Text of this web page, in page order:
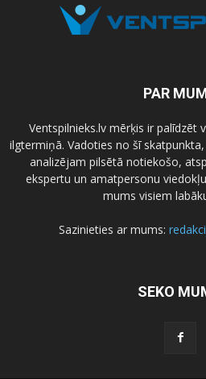
PAR
Ventspilnieks.lv mērķis ir palīdzēt
ilgtermiņā. Vadoties no šī
analizējam pilsētā notiekošo,
ekspertu un amatpersonu
mums visiem
Sazinieties ar mums:
SEKO